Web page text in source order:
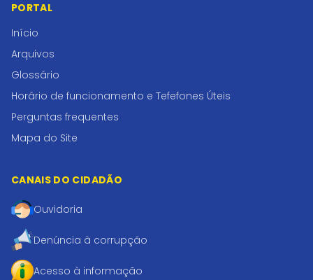
PORTAL
Início
Arquivos
Glossário
Horário de funcionamento e Tefefones Úteis
Perguntas frequentes
Mapa do Site
CANAIS DO CIDADÃO
Ouvidoria
Denúncia à corrupção
Acesso à informação